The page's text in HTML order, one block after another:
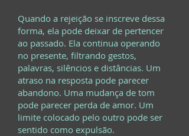
Quando a rejeição se inscreve dessa
forma, ela pode deixar de pertencer
ao passado. Ela continua operando
no presente, filtrando gestos,
palavras, silêncios e distâncias. Um
atraso na resposta pode parecer
abandono. Uma mudança de tom
pode parecer perda de amor. Um
limite colocado pelo outro pode ser
sentido como expulsão.